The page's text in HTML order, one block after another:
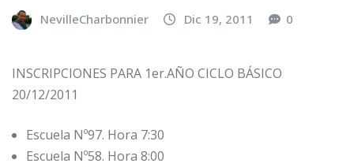
NevilleCharbonnier Dic 19, 2011 0
INSCRIPCIONES PARA 1er.AÑO CICLO BÁSICO
20/12/2011
Escuela Nº97. Hora 7:30
Escuela Nº58. Hora 8:00